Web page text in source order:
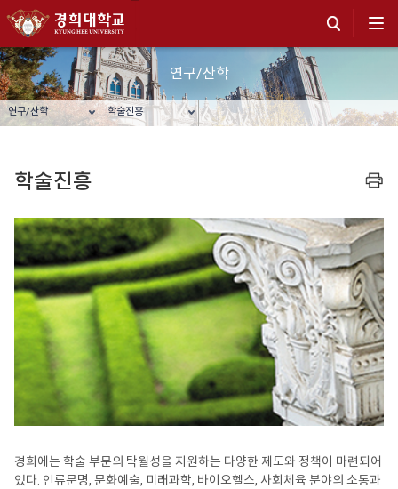
연구/산학
연구/산학 학술진흥
학술진흥
경희에는 학술 부문의 탁월성을 지원하는 다양한 제도와 정책이 마련되어
있다. 인류문명, 문화예술, 미래과학, 바이오헬스, 사회체육 분야의 소통과